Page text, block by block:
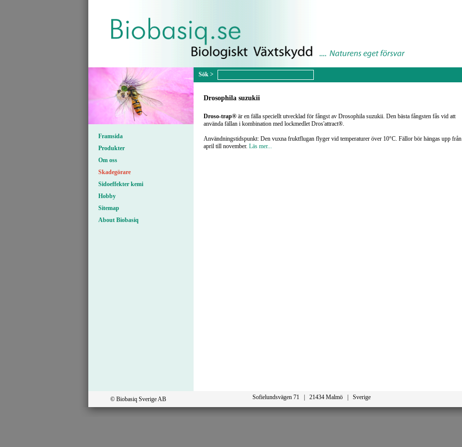
Framsida
Produkter
Om oss
Skadegörare
Sidoeffekter kemi
Hobby
Sitemap
About Biobasiq
Drosophila suzukii
Droso-trap® är en fälla speciellt utvecklad för fångst av Drosophila suzukii. Den bästa fångsten fås vid att
använda fällan i kombination med lockmedlet Dros'attract®.
Användningstidspunkt: Den vuxna fruktflugan flyger vid temperaturer över 10°C. Fällor bör hängas upp från
april till november. Läs mer...
© Biobasiq Sverige AB Sofielundsvägen 71 | 21434 Malmö | Sverige